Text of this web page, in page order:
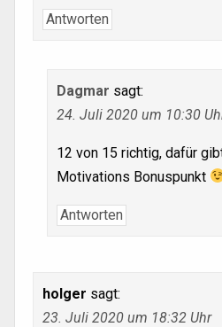
Antworten
Dagmar sagt:
24. Juli 2020 um 10:30
12 von 15 richtig, dafür
Motivations Bonuspunkt
Antworten
holger sagt:
23. Juli 2020 um 18:32 Uhr